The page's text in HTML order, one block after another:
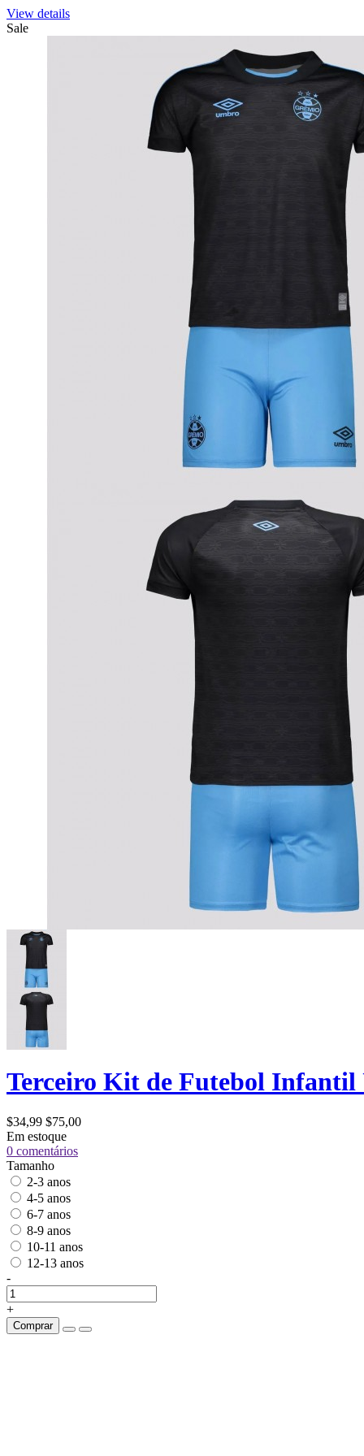
View details
Sale
Terceiro Kit de Futebol Infantil
$34,99 $75,00
Em estoque
0 comentários
Tamanho
2-3 anos
4-5 anos
6-7 anos
8-9 anos
10-11 anos
12-13 anos
-
+
Comprar